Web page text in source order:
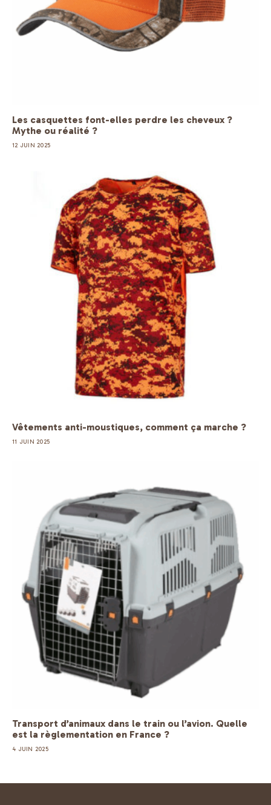
Les casquettes font-elles perdre les cheveux ?
Mythe ou réalité ?
12 JUIN 2025
Vêtements anti-moustiques, comment ça marche ?
11 JUIN 2025
Transport d’animaux dans le train ou l’avion. Quelle
est la règlementation en France ?
4 JUIN 2025